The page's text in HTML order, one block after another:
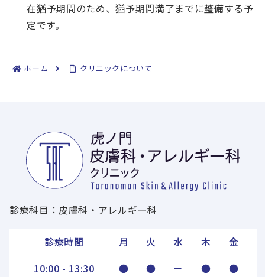
在猶予期間のため、猶予期間満了までに整備する予
定です。
ホーム クリニックについて
診療科目：皮膚科・アレルギー科
診療時間 月 火 水 木
金
10:00 - 13:30
● ● － ●
●